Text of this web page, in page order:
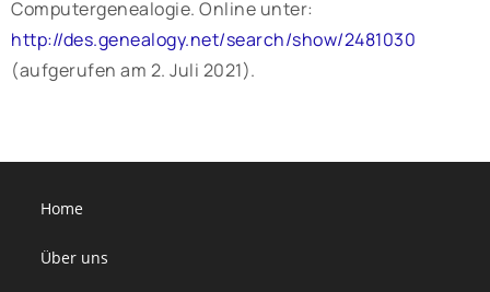
Computergenealogie. Online unter:
http://des.genealogy.net/search/show/2481030
(aufgerufen am 2. Juli 2021).
Home
Über uns